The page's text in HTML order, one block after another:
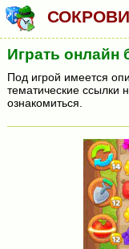
Играть онлайн
Под игрой имеется
тематические ссылки
ознакомиться.